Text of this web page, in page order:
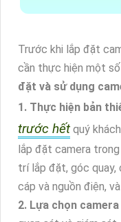
Trước khi lắp đặt
cần thực hiện một
đặt và sử dụng
1. Thực hiện bản
trước hếtquý
lắp đặt camera
trí lắp đặt, góc quay,
cáp và nguồn điện,
2. Lựa chọn